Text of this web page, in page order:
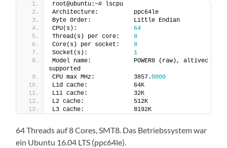
root@ubuntu:~# lscpu
Architecture:          ppc64le
Byte Order:            Little Endian
CPU(s): 64
Thread(s) per core: 8
Core(s) per socket: 8
Socket(s): 1
Model name:            POWER8 (raw), altivec
supported
CPU max MHz:           3857.0000
L1d cache:             64K
L1i cache:             32K
L2 cache:              512K
L3 cache:              8192K
64 Threads auf 8 Cores, SMT8. Das Betriebssystem war
ein Ubuntu 16.04 LTS (ppc64le).